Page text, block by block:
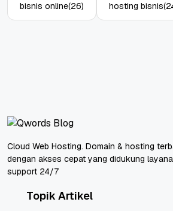
bisnis online(26) hosting bisnis
Cloud Web Hosting. Domain & hosting
dengan akses cepat yang didukung
support 24/7
Topik Artikel